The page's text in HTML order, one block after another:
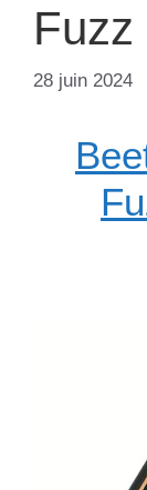
28 juin 2024